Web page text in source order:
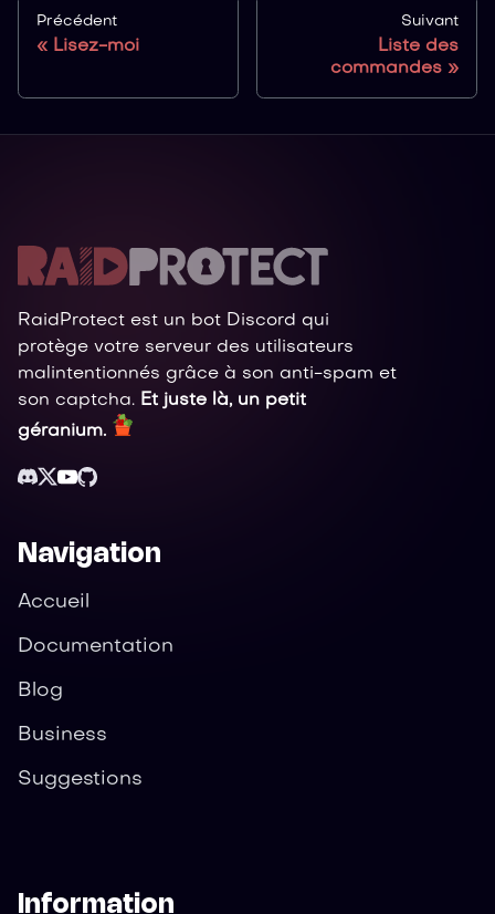
Précédent
Lisez-moi
Suivant
Liste des
commandes
RaidProtect est un bot Discord qui
protège votre serveur des utilisateurs
malintentionnés grâce à son anti-spam et
son captcha. Et juste là, un petit
géranium.
Navigation
Accueil
Documentation
Blog
Business
Suggestions
Information